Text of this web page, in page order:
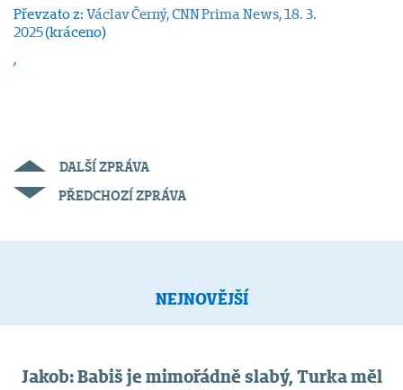
Převzato z: Václav Černý, CNN Prima News, 18. 3.
2025(kráceno)
,
DALŠÍ ZPRÁVA
PŘEDCHOZÍ ZPRÁVA
NEJNOVĚJŠÍ
Jakob: Babiš je mimořádně slabý, Turka měl